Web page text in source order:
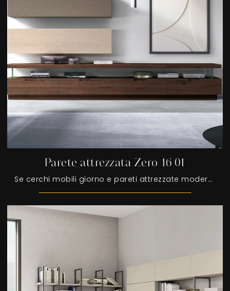
Parete attrezzata Zero 16 01
Se cerchi mobili giorno e pareti attrezzate moderne, prediligi il modello Parete attrezzata Zero 16 01 di Devina Nais: clicca e ottieni informazioni!